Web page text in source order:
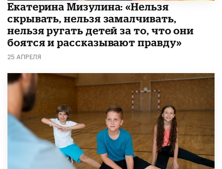
Екатерина Мизулина: «Нельзя
скрывать, нельзя замалчивать,
нельзя ругать детей за то, что они
боятся и рассказывают правду»
25 АПРЕЛЯ